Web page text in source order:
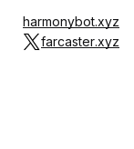
harmonybot.xyz
farcaster.xyz